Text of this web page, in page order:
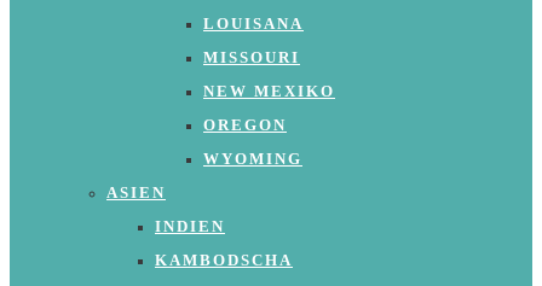
LOUISANA
MISSOURI
NEW MEXIKO
OREGON
WYOMING
ASIEN
INDIEN
KAMBODSCHA